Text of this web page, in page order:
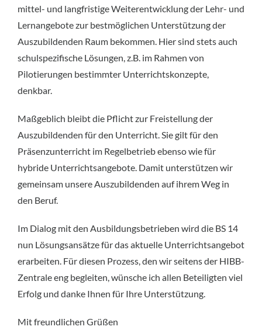
mittel- und langfristige Weiterentwicklung der Lehr- und
Lernangebote zur bestmöglichen Unterstützung der
Auszubildenden Raum bekommen. Hier sind stets auch
schulspezifische Lösungen, z.B. im Rahmen von
Pilotierungen bestimmter Unterrichtskonzepte,
denkbar.
Maßgeblich bleibt die Pflicht zur Freistellung der
Auszubildenden für den Unterricht. Sie gilt für den
Präsenzunterricht im Regelbetrieb ebenso wie für
hybride Unterrichtsangebote. Damit unterstützen wir
gemeinsam unsere Auszubildenden auf ihrem Weg in
den Beruf.
Im Dialog mit den Ausbildungsbetrieben wird die BS 14
nun Lösungsansätze für das aktuelle Unterrichtsangebot
erarbeiten. Für diesen Prozess, den wir seitens der HIBB-
Zentrale eng begleiten, wünsche ich allen Beteiligten viel
Erfolg und danke Ihnen für Ihre Unterstützung.
Mit freundlichen Grüßen